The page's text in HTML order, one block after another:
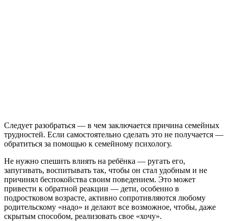
Следует разобраться — в чем заключается причина семейных
трудностей. Если самостоятельно сделать это не получается —
обратиться за помощью к семейному психологу.
Не нужно спешить влиять на ребёнка — ругать его,
запугивать, воспитывать так, чтобы он стал удобным и не
причинял беспокойства своим поведением. Это может
привести к обратной реакции — дети, особенно в
подростковом возрасте, активно сопротивляются любому
родительскому «надо» и делают все возможное, чтобы, даже
скрытым способом, реализовать свое «хочу».